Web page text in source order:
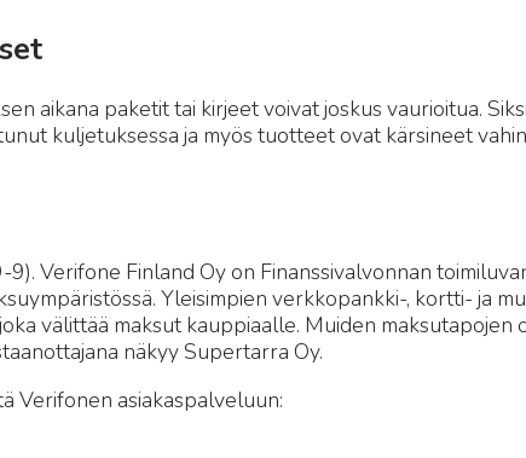
aikana paketit tai kirjeet voivat joskus vaurioitua.
kuljetuksessa ja myös tuotteet ovat kärsineet
Verifone Finland Oy on Finanssivalvonnan
Yleisimpien verkkopankki-, kortti- ja
välittää maksut kauppiaalle. Muiden maksutapojen
näkyy Supertarra Oy.
Verifonen asiakaspalveluun: